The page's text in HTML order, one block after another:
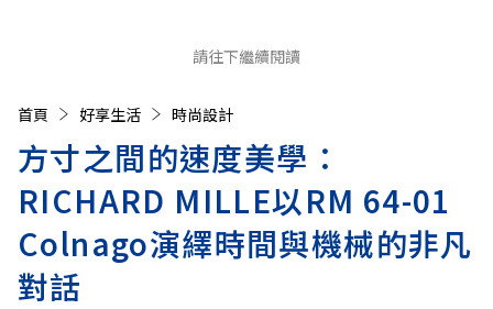
請往下繼續閱讀
首頁 好享生活 時尚設計
方寸之間的速度美學：
RICHARD MILLE以RM 64-01
Colnago演繹時間與機械的非凡
對話